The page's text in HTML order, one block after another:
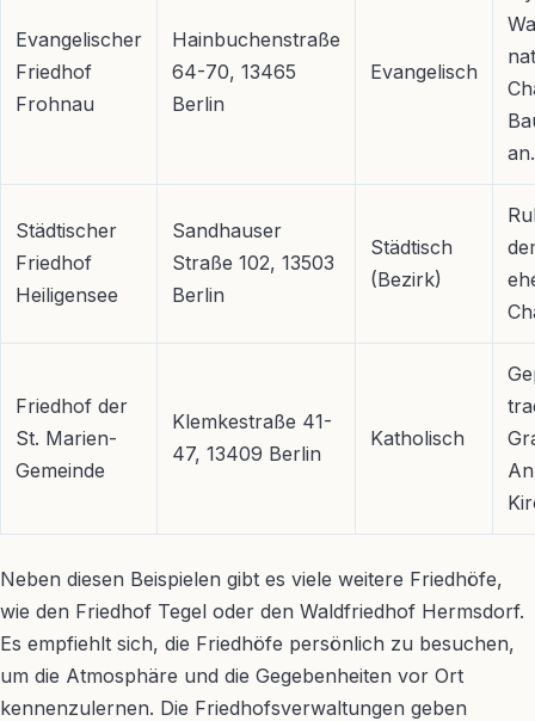
Evangelischer
Friedhof
Frohnau
Hainbuchenstraße
64-70, 13465
Berlin
Evangelisch
an.
Städtischer
Friedhof
Heiligensee
Sandhauser
Straße 102, 13503
Berlin
Städtisch
(Bezirk)
Friedhof der
St. Marien-
Gemeinde
Klemkestraße 41-
47, 13409 Berlin
Katholisch
Neben diesen Beispielen gibt es viele weitere Friedhöfe,
wie den Friedhof Tegel oder den Waldfriedhof Hermsdorf.
Es empfiehlt sich, die Friedhöfe persönlich zu besuchen,
um die Atmosphäre und die Gegebenheiten vor Ort
kennenzulernen. Die Friedhofsverwaltungen geben